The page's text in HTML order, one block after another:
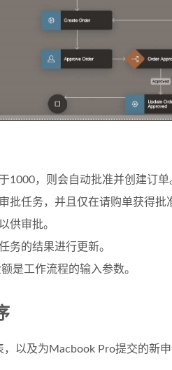
1000，则会自动批准并创建订单
批任务，并且仅在请购单获得批
供审批。
务的结果进行更新。
是工作流程的输入参数。
，以及为Macbook Pro提交的新